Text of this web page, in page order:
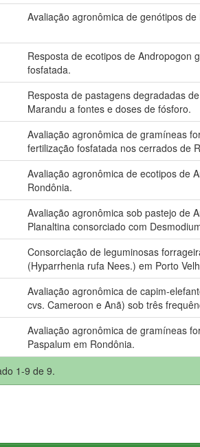
Avaliação agronômica de genótipos
Resposta de ecotipos de Andropogon
fosfatada.
Resposta de pastagens degradadas
Marandu a fontes e doses de fósforo.
Avaliação agronômica de gramíneas
fertilização fosfatada nos cerrados de
Avaliação agronômica de ecotipos de
Rondônia.
Avaliação agronômica sob pastejo de
Planaltina consorciado com
Consorciação de leguminosas
(Hyparrhenia rufa Nees.) em Porto
Avaliação agronômica de capim-
cvs. Cameroon e Anã) sob três
Avaliação agronômica de gramíneas
Paspalum em Rondônia.
1-9 de 9.